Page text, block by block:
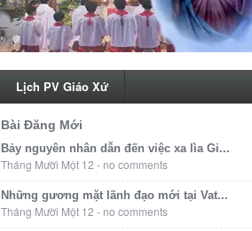
Lịch PV Giáo Xứ
Bài Đăng Mới
Bảy nguyên nhân dẫn đến việc xa lìa Gi...
Tháng Mười Một 12 - no comments
Những gương mặt lãnh đạo mới tại Vat...
Tháng Mười Một 12 - no comments